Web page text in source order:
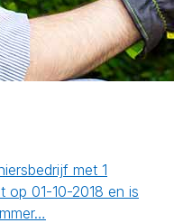
met 1
op 01-10-2018 en is